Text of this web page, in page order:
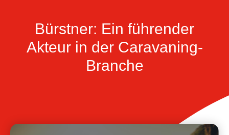
Bürstner: Ein führender
Akteur in der Caravaning-
Branche